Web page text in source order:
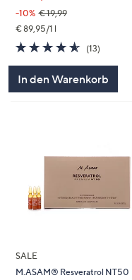
-10% € 19,99
€ 89,95/1 l
4.5
von
(13)13
In den Warenkorb
SALE
M.ASAM® Resveratrol NT50